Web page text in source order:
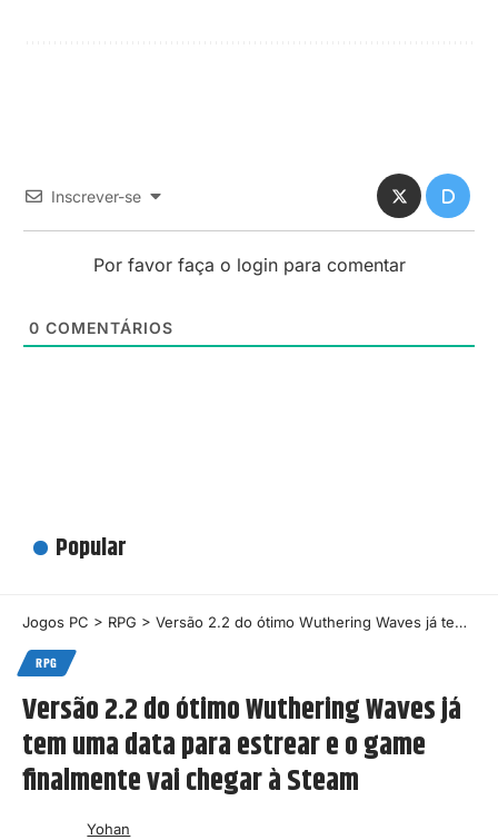
Inscrever-se
Por favor faça o login para comentar
0 COMENTÁRIOS
Popular
Jogos PC > RPG > Versão 2.2 do ótimo Wuthering Waves já tem uma data para estrear e o game finalmente vai chegar à Steam
RPG
Versão 2.2 do ótimo Wuthering Waves já
tem uma data para estrear e o game
finalmente vai chegar à Steam
Yohan